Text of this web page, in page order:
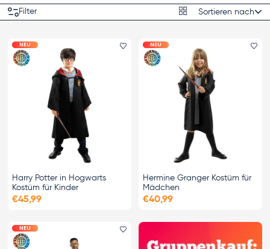
Filter Produktraster
Sortieren nach
Sortieren nach
NEU Favorit hinzufügen
Harry Potter in Hogwarts
Kostüm für Kinder
€45,99
NEU
Hermine Granger Kostüm für
Mädchen
€40,99
NEU